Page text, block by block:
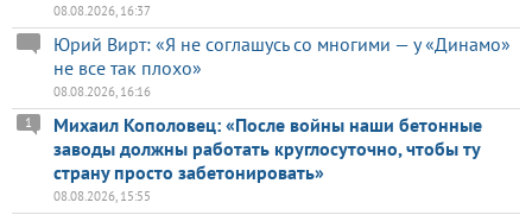
08.08.2026, 16:37
Юрий Вирт: «Я не соглашусь со многими — у «Динамо»
не все так плохо»
08.08.2026, 16:16
Михаил Кополовец: «После войны наши бетонные
заводы должны работать круглосуточно, чтобы ту
страну просто забетонировать»
1
08.08.2026, 15:55